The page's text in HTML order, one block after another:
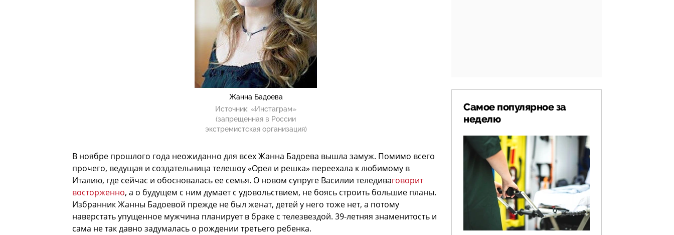
Жанна Бадоева
Источник: «Инстаграм»
(запрещенная в России
экстремистская организация)
В ноябре прошлого года неожиданно для всех Жанна Бадоева вышла замуж. Помимо всего
прочего, ведущая и создательница телешоу «Орел и решка» переехала к любимому в
Италию, где сейчас и обосновалась ее семья. О новом супруге Василии теледиваговорит
восторженно, а о будущем с ним думает с удовольствием, не боясь строить большие планы.
Избранник Жанны Бадоевой прежде не был женат, детей у него тоже нет, а потому
наверстать упущенное мужчина планирует в браке с телезвездой. 39-летняя знаменитость и
сама не так давно задумалась о рождении третьего ребенка.
Самое популярное за
неделю